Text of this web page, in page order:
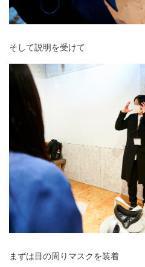
そして説明を受けて
まずは目の周りマスクを装着